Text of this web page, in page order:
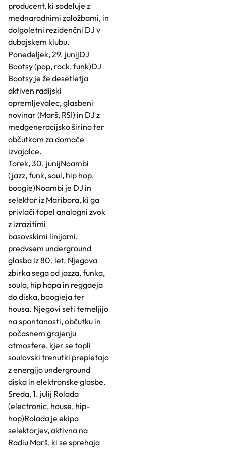
producent, ki sodeluje z
mednarodnimi založbami, in
dolgoletni rezidenčni DJ v
dubajskem klubu.
Ponedeljek, 29. junijDJ
Bootsy (pop, rock, funk)DJ
Bootsy je že desetletja
aktiven radijski
opremljevalec, glasbeni
novinar (Marš, RSI) in DJ z
medgeneracijsko širino ter
občutkom za domače
izvajalce.
Torek, 30. junijNoambi
(jazz, funk, soul, hip hop,
boogie)Noambi je DJ in
selektor iz Maribora, ki ga
privlači topel analogni zvok
z izrazitimi
basovskimi linijami,
predvsem underground
glasba iz 80. let. Njegova
zbirka sega od jazza, funka,
soula, hip hopa in reggaeja
do diska, boogieja ter
housa. Njegovi seti temeljijo
na spontanosti, občutku in
počasnem grajenju
atmosfere, kjer se topli
soulovski trenutki prepletajo
z energijo underground
diska in elektronske glasbe.
Sreda, 1. julij Rolada
(electronic, house, hip-
hop)Rolada je ekipa
selektorjev, aktivna na
Radiu Marš, ki se sprehaja